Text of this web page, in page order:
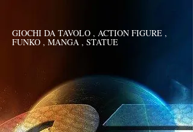
GIOCHI DA TAVOLO , ACTION FIGURE ,
FUNKO , MANGA , STATUE